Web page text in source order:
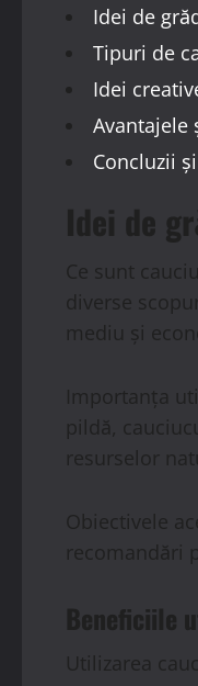
Idei de
Tipuri de
Idei
Avantajele
Concluzii
Idei de
Ce sunt
diverse
mediu și
Importanța
pildă,
resurselor
Obiectivele
recomandări
Beneficiile
Utilizarea